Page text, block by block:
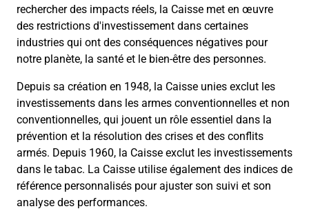
rechercher des impacts réels, la Caisse met en œuvre
des restrictions d'investissement dans certaines
industries qui ont des conséquences négatives pour
notre planète, la santé et le bien-être des personnes.
Depuis sa création en 1948, la Caisse unies exclut les
investissements dans les armes conventionnelles et non
conventionnelles, qui jouent un rôle essentiel dans la
prévention et la résolution des crises et des conflits
armés. Depuis 1960, la Caisse exclut les investissements
dans le tabac. La Caisse utilise également des indices de
référence personnalisés pour ajuster son suivi et son
analyse des performances.